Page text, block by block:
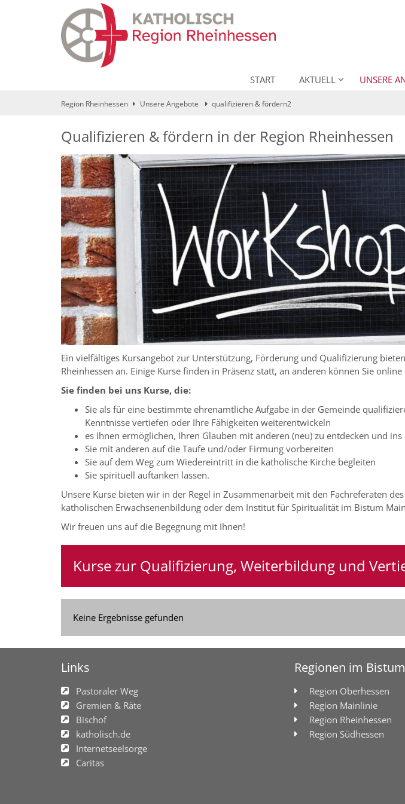
Zum Inhalt springen
START AKTUELL UNSERE
Region Rheinhessen Unsere Angebote qualifizieren & fördern2
Qualifizieren & fördern in der Region Rheinhessen
Ein vielfältiges Kursangebot zur Unterstützung, Förderung und Qualifizierung
Rheinhessen an. Einige Kurse finden in Präsenz statt, an anderen können Sie
Sie finden bei uns Kurse, die:
Sie als für eine bestimmte ehrenamtliche Aufgabe in der Gemeinde
Kenntnisse vertiefen oder Ihre Fähigkeiten weiterentwickeln
es Ihnen ermöglichen, Ihren Glauben mit anderen (neu) zu entdecken und ins
Sie mit anderen auf die Taufe und/oder Firmung vorbereiten
Sie auf dem Weg zum Wiedereintritt in die katholische Kirche begleiten
Sie spirituell auftanken lassen.
Unsere Kurse bieten wir in der Regel in Zusammenarbeit mit den Fachreferaten
katholischen Erwachsenenbildung oder dem Institut für Spiritualität im Bistum
Wir freuen uns auf die Begegnung mit Ihnen!
Kurse zur Qualifizierung, Weiterbildung und
Keine Ergebnisse gefunden
Links
Pastoraler Weg
Gremien & Räte
Bischof
katholisch.de
Internetseelsorge
Caritas
Regionen im
Region Oberhessen
Region Mainlinie
Region Rheinhessen
Region Südhessen